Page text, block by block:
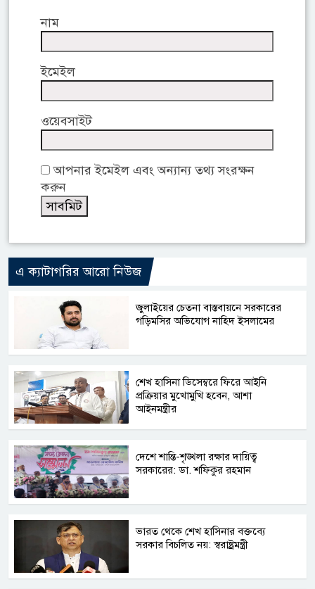
নাম
ইমেইল
ওয়েবসাইট
আপনার ইমেইল এবং অন্যান্য তথ্য সংরক্ষন
করুন
এ ক্যাটাগরির আরো নিউজ
জুলাইয়ের চেতনা বাস্তবায়নে সরকারের
গড়িমসির অভিযোগ নাহিদ ইসলামের
শেখ হাসিনা ডিসেম্বরে ফিরে আইনি
প্রক্রিয়ার মুখোমুখি হবেন, আশা
আইনমন্ত্রীর
দেশে শান্তি-শৃঙ্খলা রক্ষার দায়িত্ব
সরকারের: ডা. শফিকুর রহমান
ভারত থেকে শেখ হাসিনার বক্তব্যে
সরকার বিচলিত নয়: স্বরাষ্ট্রমন্ত্রী